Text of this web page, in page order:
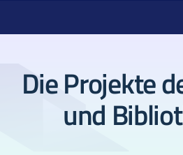
Die Projekte
und